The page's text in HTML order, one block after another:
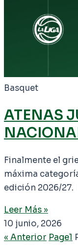
Basquet
ATENAS
Finalmente el
máxima
edición 2026/27.
Leer Más »
10 junio, 2026
« Anterior Page1